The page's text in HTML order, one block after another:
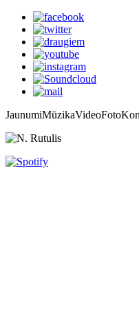
JaunumiMūzikaVideoFoto